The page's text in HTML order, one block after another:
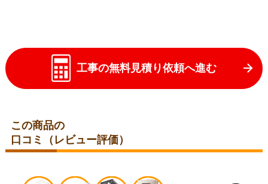
工事の無料見積り依頼へ進む
この商品の
口コミ（レビュー評価）